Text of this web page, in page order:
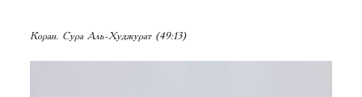
Коран. Сура Аль-Худжурат (49:13)